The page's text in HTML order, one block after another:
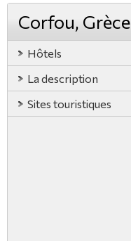
Corfou, Grèce
Hôtels
La description
Sites touristiques